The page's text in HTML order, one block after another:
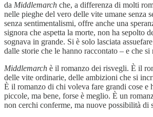
da Middlemarch che, a differenza di molti
nelle pieghe del vero delle vite umane senza
senza sentimentalismi, offre anche una
signora che aspetta la morte, non ha sepolto
sognava in grande. Si è solo lasciata
dalle storie che le hanno raccontato – e che si
Middlemarch è il romanzo dei risvegli. È il
delle vite ordinarie, delle ambizioni che si
È il romanzo di chi voleva fare grandi cose e
piccole, ma bene, forse è meglio. È un
non cerchi conferme, ma nuove possibilità di